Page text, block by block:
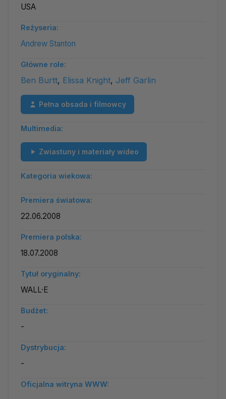
USA
Reżyseria:
Andrew Stanton
Główne role:
Ben Burtt, Elissa Knight, Jeff Garlin
Pełna obsada i filmowcy
Multimedia:
Zwiastuny i materiały wideo
Kategoria wiekowa:
Premiera światowa:
22.06.2008
Premiera polska:
18.07.2008
Tytuł oryginalny:
WALL·E
Budżet:
-
Dystrybucja:
-
Oficjalna witryna WWW: